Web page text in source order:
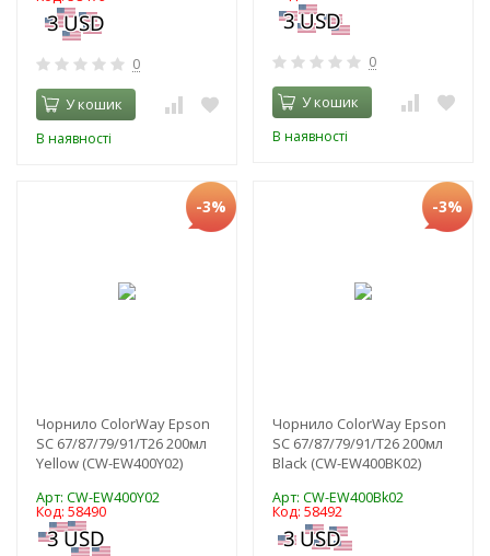
0
У кошик
В наявності
0
У кошик
В наявності
-3%
Чорнило ColorWay Epson
SC 67/87/79/91/T26 200мл
Yellow (CW-EW400Y02)
Арт: CW-EW400Y02
Код: 58490
-3%
Чорнило ColorWay Epson
SC 67/87/79/91/T26 200мл
Black (CW-EW400BK02)
Арт: CW-EW400Bk02
Код: 58492